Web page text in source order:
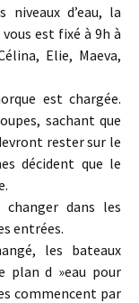
niveaux d’eau, la
est fixé à 9h à
Elie, Maeva,
est chargée.
sachant que
rester sur le
décident que le
dans les
entrées.
les bateaux
plan d »eau pour
commencent par